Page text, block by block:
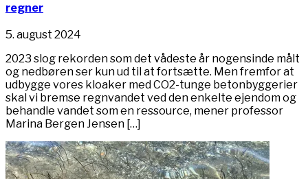
regner
5. august 2024
2023 slog rekorden som det vådeste år nogensinde målt
og nedbøren ser kun ud til at fortsætte. Men fremfor at
udbygge vores kloaker med CO2-tunge betonbyggerier
skal vi bremse regnvandet ved den enkelte ejendom og
behandle vandet som en ressource, mener professor
Marina Bergen Jensen […]